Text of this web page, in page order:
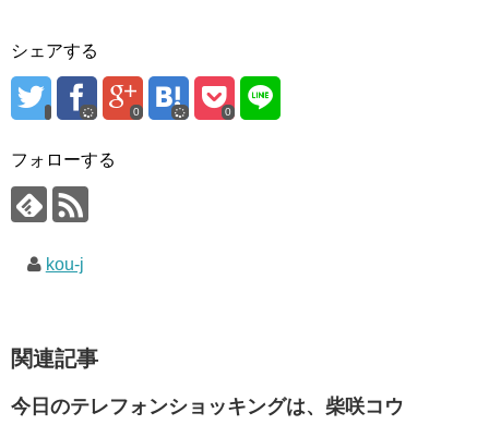
シェアする
0 0
フォローする
kou-j
関連記事
今日のテレフォンショッキングは、柴咲コウ